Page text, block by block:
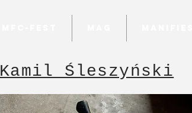
Kamil Śleszyński